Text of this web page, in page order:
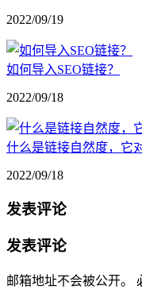
2022/09/19
如何导入SEO链接？
2022/09/18
什么是链接自然度，它
2022/09/18
发表评论
发表评论
邮箱地址不会被公开。